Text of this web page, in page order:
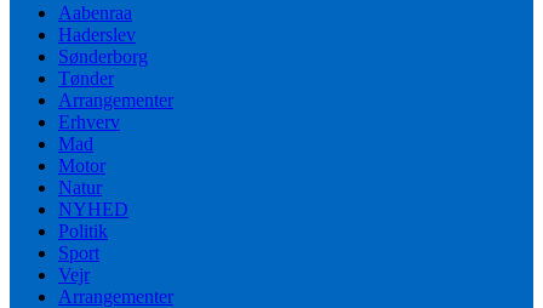
Aabenraa
Haderslev
Sønderborg
Tønder
Arrangementer
Erhverv
Mad
Motor
Natur
NYHED
Politik
Sport
Vejr
Arrangementer